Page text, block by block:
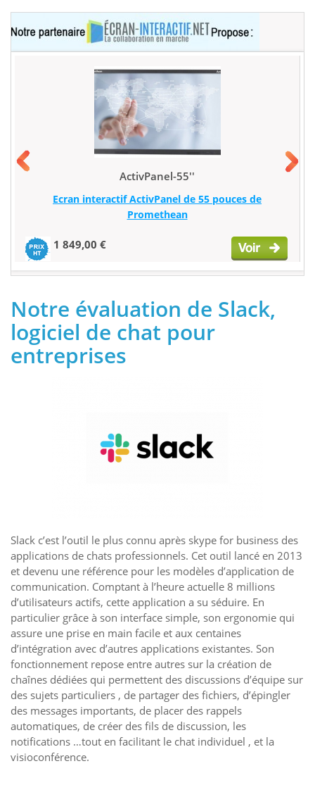
ActivPanel-55''
Ecran interactif ActivPanel de 55 pouces de
Promethean
1 849,00 €
Notre évaluation de Slack,
logiciel de chat pour
entreprises
Slack c’est l’outil le plus connu après skype for business des
applications de chats professionnels. Cet outil lancé en 2013
et devenu une référence pour les modèles d’application de
communication. Comptant à l’heure actuelle 8 millions
d’utilisateurs actifs, cette application a su séduire. En
particulier grâce à son interface simple, son ergonomie qui
assure une prise en main facile et aux centaines
d’intégration avec d’autres applications existantes. Son
fonctionnement repose entre autres sur la création de
chaînes dédiées qui permettent des discussions d’équipe sur
des sujets particuliers , de partager des fichiers, d’épingler
des messages importants, de placer des rappels
automatiques, de créer des fils de discussion, les
notifications …tout en facilitant le chat individuel , et la
visioconférence.